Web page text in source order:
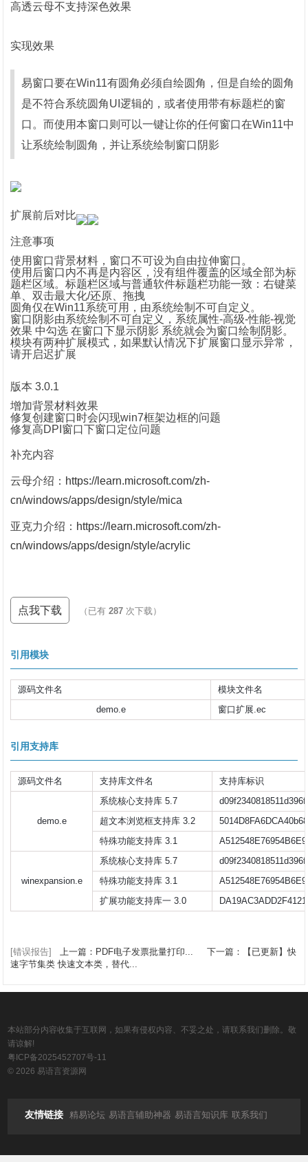
高透云母不支持深色效果
实现效果
易窗口要在Win11有圆角必须自绘圆角，但是自绘的圆角
是不符合系统圆角UI逻辑的，或者使用带有标题栏的窗
口。而使用本窗口则可以一键让你的任何窗口在Win11中
让系统绘制圆角，并让系统绘制窗口阴影
扩展前后对比
注意事项
使用窗口背景材料，窗口不可设为自由拉伸窗口。
使用后窗口内不再是内容区，没有组件覆盖的区域全部为标
题栏区域。标题栏区域与普通软件标题栏功能一致：右键菜
单、双击最大化/还原、拖拽
圆角仅在Win11系统可用，由系统绘制不可自定义。
窗口阴影由系统绘制不可自定义，系统属性-高级-性能-视觉
效果 中勾选 在窗口下显示阴影 系统就会为窗口绘制阴影。
模块有两种扩展模式，如果默认情况下扩展窗口显示异常，
请开启迟扩展
版本 3.0.1
增加背景材料效果
修复创建窗口时会闪现win7框架边框的问题
修复高DPI窗口下窗口定位问题
补充内容
云母介绍： https://learn.microsoft.com/zh-
cn/windows/apps/design/style/mica
亚克力介绍： https://learn.microsoft.com/zh-
cn/windows/apps/design/style/acrylic
点我下载 （已有287 次下载）
引用模块
源码文件名
模块文件名
demo.e
窗口扩展.ec
引用支持库
源码文件名 支持库文件名 支持库标识
demo.e
系统核心支持库 5.7
超文本浏览框支持库 3.2
特殊功能支持库 3.1
winexpansion.e
系统核心支持库 5.7
特殊功能支持库 3.1
扩展功能支持库一 3.0
[错误报告] 上一篇：PDF电子发票批量打印...
下一篇：【已更新】快
速字节集类 快速文本类，替代...
本站部分内容收集于互联网，如果有侵权内容、不妥之处，请联系我们删除。敬
请谅解!
粤ICP备2025452707号-11
© 2026 易语言资源网
友情链接 精易论坛 易语言辅助神器 易语言知识库 联系我们